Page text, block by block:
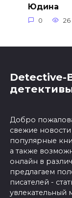
Юдина
0 26
Detective-
Добро
свежие
популярные
а также
онлайн в
предлагаем
писателей -
увлекательный